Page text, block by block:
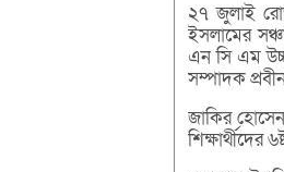
২৭ জুলাই
ইসলামের
এন সি এম
সম্পাদক
জাকির
শিক্ষার্থীদের